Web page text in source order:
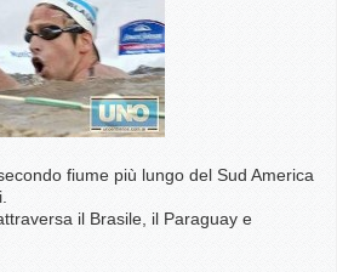
fiume più lungo del Sud America
il Brasile, il Paraguay e